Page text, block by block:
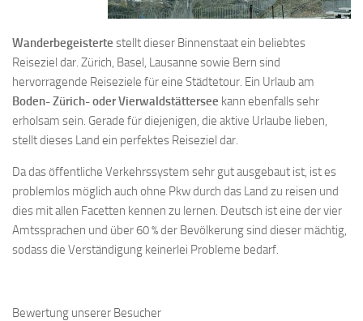
Wanderbegeisterte stellt dieser Binnenstaat ein beliebtes
Reiseziel dar. Zürich, Basel, Lausanne sowie Bern sind
hervorragende Reiseziele für eine Städtetour. Ein Urlaub am
Boden- Zürich- oder Vierwaldstättersee kann ebenfalls sehr
erholsam sein. Gerade für diejenigen, die aktive Urlaube lieben,
stellt dieses Land ein perfektes Reiseziel dar.
Da das öffentliche Verkehrssystem sehr gut ausgebaut ist, ist es
problemlos möglich auch ohne Pkw durch das Land zu reisen und
dies mit allen Facetten kennen zu lernen. Deutsch ist eine der vier
Amtssprachen und über 60 % der Bevölkerung sind dieser mächtig,
sodass die Verständigung keinerlei Probleme bedarf.
Bewertung unserer Besucher